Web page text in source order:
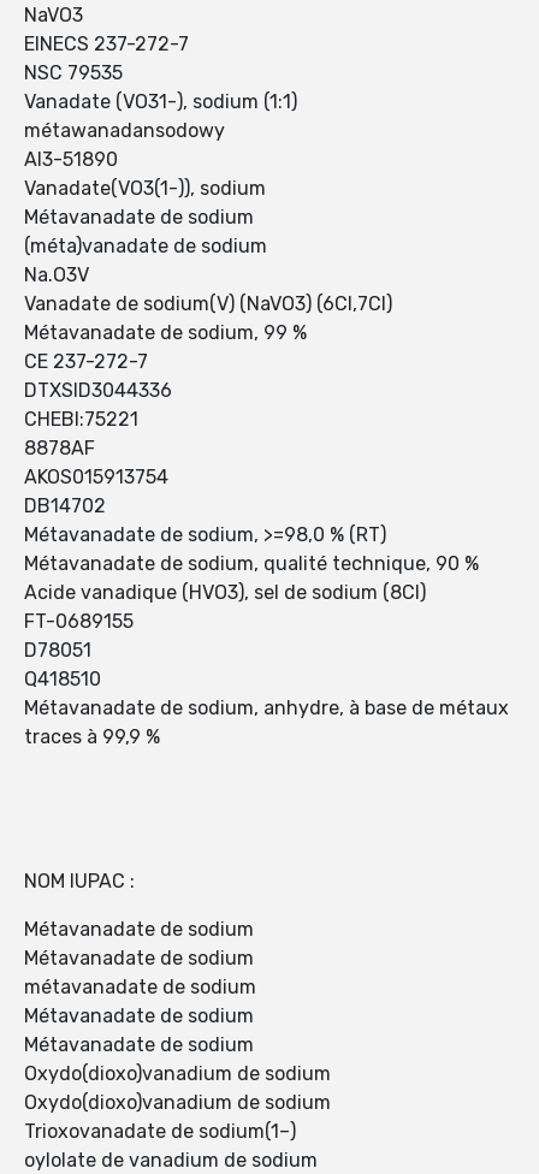
NaVO3
EINECS 237-272-7
NSC 79535
Vanadate (VO31-), sodium (1:1)
métawanadansodowy
AI3-51890
Vanadate(VO3(1-)), sodium
Métavanadate de sodium
(méta)vanadate de sodium
Na.O3V
Vanadate de sodium(V) (NaVO3) (6CI,7CI)
Métavanadate de sodium, 99 %
CE 237-272-7
DTXSID3044336
CHEBI:75221
8878AF
AKOS015913754
DB14702
Métavanadate de sodium, >=98,0 % (RT)
Métavanadate de sodium, qualité technique, 90 %
Acide vanadique (HVO3), sel de sodium (8CI)
FT-0689155
D78051
Q418510
Métavanadate de sodium, anhydre, à base de métaux
traces à 99,9 %
NOM IUPAC :
Métavanadate de sodium
Métavanadate de sodium
métavanadate de sodium
Métavanadate de sodium
Métavanadate de sodium
Oxydo(dioxo)vanadium de sodium
Oxydo(dioxo)vanadium de sodium
Trioxovanadate de sodium(1–)
oylolate de vanadium de sodium